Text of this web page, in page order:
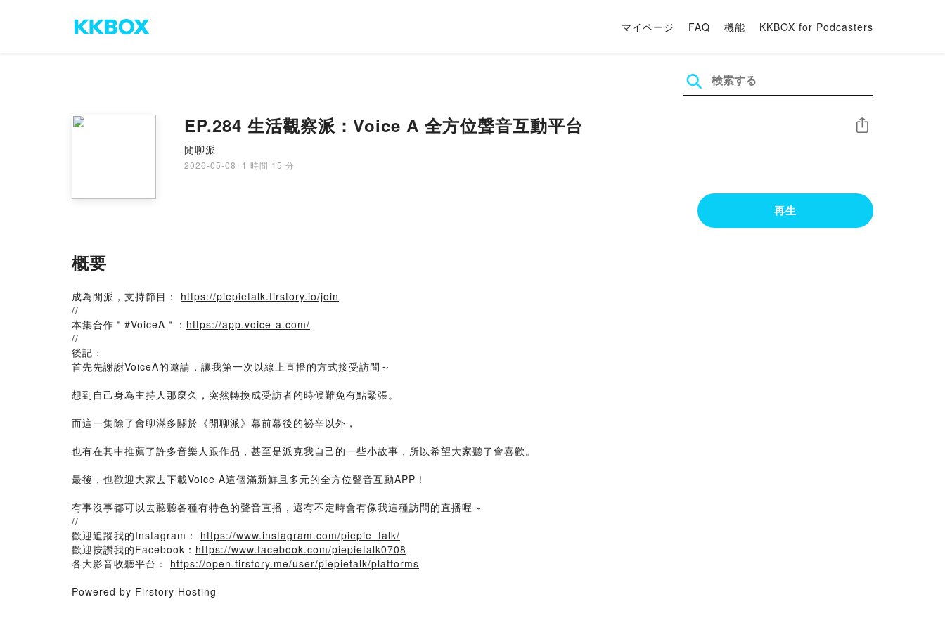
マイページ FAQ 機能 KKBOX for Podcasters
EP.284 生活觀察派：Voice A 全方位聲音互動平台
閒聊派
2026-05-08 · 1 時間 15 分
シェア
再生
概要
成為閒派，支持節目： https://piepietalk.firstory.io/join
//
本集合作＂#VoiceA＂： https://app.voice-a.com/
//
後記：
首先先謝謝VoiceA的邀請，讓我第一次以線上直播的方式接受訪問～
想到自己身為主持人那麼久，突然轉換成受訪者的時候難免有點緊張。
而這一集除了會聊滿多關於《閒聊派》幕前幕後的祕辛以外，
也有在其中推薦了許多音樂人跟作品，甚至是派克我自己的一些小故事，所以希望大家聽了會喜歡。
最後，也歡迎大家去下載Voice A這個滿新鮮且多元的全方位聲音互動APP！
有事沒事都可以去聽聽各種有特色的聲音直播，還有不定時會有像我這種訪問的直播喔～
//
歡迎追蹤我的Instagram： https://www.instagram.com/piepie_talk/
歡迎按讚我的Facebook： https://www.facebook.com/piepietalk0708
各大影音收聽平台： https://open.firstory.me/user/piepietalk/platforms
Powered by Firstory Hosting